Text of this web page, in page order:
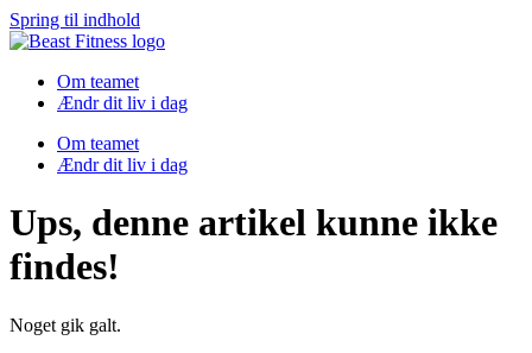
Spring til indhold
Om teamet
Ændr dit liv i dag
Om teamet
Ændr dit liv i dag
Ups, denne artikel kunne ikke
findes!
Noget gik galt.